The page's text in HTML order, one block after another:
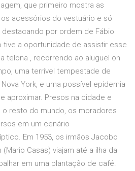
que primeiro mostra as
acessórios do vestuário e só
por ordem de Fábio
tive a oportunidade de assistir esse
telona , recorrendo ao aluguel on
uma terrível tempestade de
York, e uma possível epidemia
aproximar. Presos na cidade e
resto do mundo, os moradores
em um cenário
Em 1953, os irmãos Jacobo
(Mario Casas) viajam até a ilha da
em uma plantação de café.